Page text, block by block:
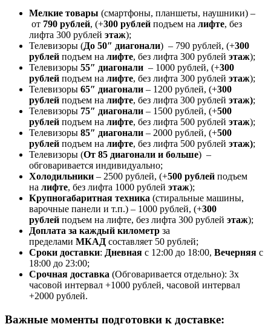
Мелкие товары (смартфоны, планшеты, наушники) –
от 790 рублей, (+300 рублей подъем на лифте, без
лифта 300 рублей этаж);
Телевизоры (До 50″ диагонали) – 790 рублей, (+300
рублей подъем на лифте, без лифта 300 рублей этаж);
Телевизоры 55″ диагонали – 1000 рублей, (+300
рублей подъем на лифте, без лифта 300 рублей этаж);
Телевизоры 65″ диагонали – 1200 рублей, (+300
рублей подъем на лифте, без лифта 300 рублей этаж);
Телевизоры 75″ диагонали – 1500 рублей, (+500
рублей подъем на лифте, без лифта 500 рублей этаж);
Телевизоры 85″ диагонали – 2000 рублей, (+500
рублей подъем на лифте, без лифта 500 рублей этаж);
Телевизоры (От 85 диагонали и больше) –
обговаривается индивидуально;
Холодильники – 2500 рублей, (+500 рублей подъем
на лифте, без лифта 1000 рублей этаж);
Крупногабаритная техника (стиральные машины,
варочные панели и т.п.) – 1000 рублей, (+300
рублей подъем на лифте, без лифта 300 рублей этаж);
Доплата за каждый километр за
пределами МКАД составляет 50 рублей;
Сроки доставки: Дневная с 12:00 до 18:00, Вечерняя с
18:00 до 23:00;
Срочная доставка (Обговаривается отдельно): 3х
часовой интервал +1000 рублей, часовой интервал
+2000 рублей.
Важные моменты подготовки к доставке: